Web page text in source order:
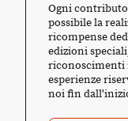
Ogni
possibile la
ricompense
edizioni
riconoscimenti
esperienze
noi fin